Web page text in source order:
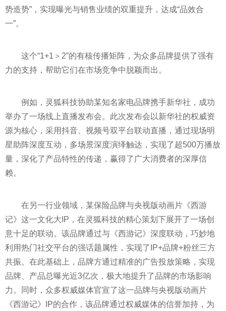
势造势”，实现曝光与销售业绩的双重提升，达成“品效合
一”。
这个“1+1＞2”的有核传播矩阵，为众多品牌提供了强有
力的支持，帮助它们在市场竞争中脱颖而出。
例如，灵狐科技协助某知名家电品牌携手新华社，成功
举办了一场线上直播发布会。此次发布会以新华社的权威资
源为核心，采用抖音、视频号双平台联动直播，通过现场明
星助阵深度互动，多场景深度演绎触达，实现了超500万播放
量，深化了产品特性的传递，赢得了广大消费者的深厚信
赖。
在另一行业领域，某保险品牌与央视版动画片《西游
记》这一文化大IP，在灵狐科技的精心策划下展开了一场创
意十足的联动。该品牌通过与《西游记》深度联动，巧妙地
利用热门社交平台的强话题属性 ，实现了IP+品牌+粉丝三方
共振。在此基础上，品牌方通过精准的广告投放策略，实现
品牌、产品总曝光近3亿次，极大地提升了品牌的市场影响
力。同时，众多权威媒体官宣了这一品牌与央视版动画片
《西游记》IP的合作，该品牌通过权威媒体的信誉加持，为